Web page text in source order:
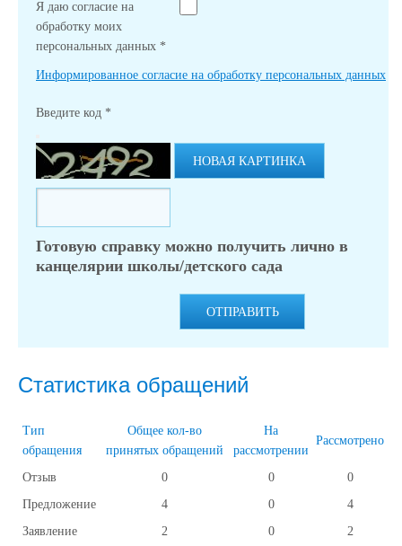
Я даю согласие на
обработку моих
персональных данных *
Информированное согласие на обработку персональных данных
Введите код *
НОВАЯ КАРТИНКА
Готовую справку можно получить лично в
канцелярии школы/детского сада
ОТПРАВИТЬ
Статистика обращений
Тип
обращения
Общее кол-во
принятых обращений
На
рассмотрении
Рассмотрено
Отзыв 0 0
0
Предложение
4 0
4
Заявление
2 0
2